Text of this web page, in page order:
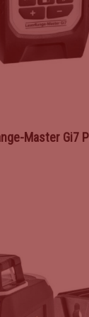
Master Gi7